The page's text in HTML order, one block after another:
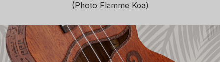
(Photo Flamme Koa)